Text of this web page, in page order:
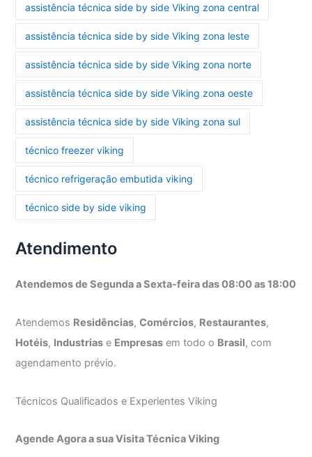
assistência técnica side by side Viking zona central
assistência técnica side by side Viking zona leste
assistência técnica side by side Viking zona norte
assistência técnica side by side Viking zona oeste
assistência técnica side by side Viking zona sul
técnico freezer viking
técnico refrigeração embutida viking
técnico side by side viking
Atendimento
Atendemos de Segunda a Sexta-feira das 08:00 as 18:00
Atendemos Residências,Comércios, Restaurantes,
Hotéis, Industrias e Empresas em todo o Brasil, com
agendamento prévio.
Técnicos Qualificados e Experientes Viking
Agende Agora a sua Visita Técnica Viking